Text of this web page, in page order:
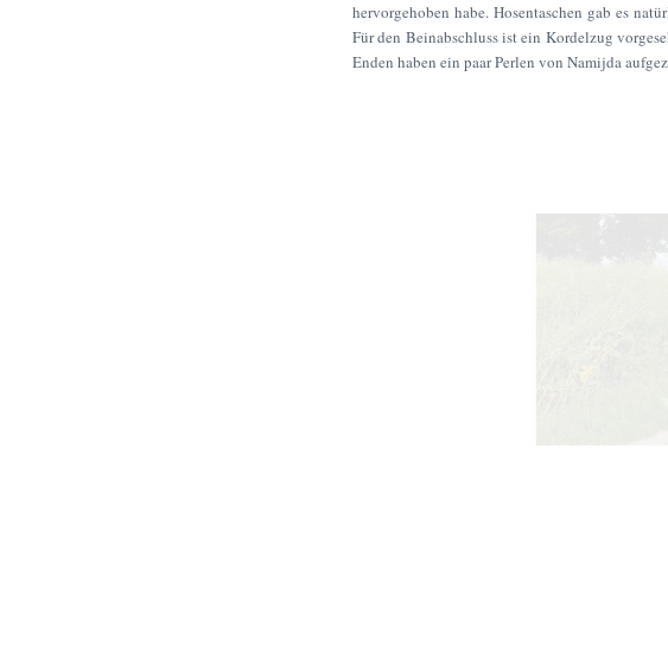
hervorgehoben habe. Hosentaschen gab es
Für den Beinabschluss ist ein Kordelzug
Enden haben ein paar Perlen von Namijda